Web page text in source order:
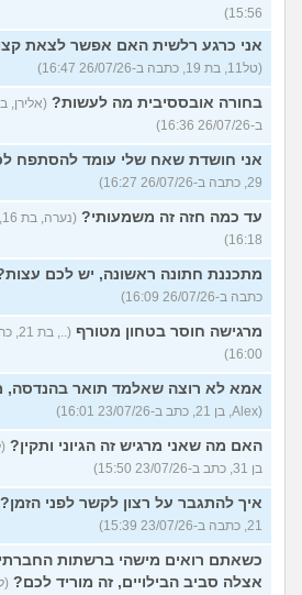
15:56)
אני כרגע רלשית האם אפשר לצאת
(טל11, בת 19, כתבה ב-26/07/26 16:47)
בחורה אובססיבית מה לעשות?
ב-26/07/26 16:36)
אני חושדת שאח שלי עומד להסתפח
29, כתבה ב-26/07/26 16:27)
עד כמה חזה זה משמעותי?
16:18)
מתכננת חתונה ראשונה, יש לכם
כתבה ב-26/07/26 16:09)
מרגישה חוסר בטחון מטורף
16:00)
אמא לא רוצה שאלמד תואר בהנדסה,
(Alex, בן 21, כתב ב-23/07/26 16:01)
האם מה שאני מרגיש זה הגיוני ותקין?
בן 31, כתב ב-23/07/26 15:50)
איך להתגבר על רצון לקשר לפני הזמן?
21, כתבה ב-23/07/26 15:39)
כשאתם רואים מישהי ברשתות
אצלה סביב הבילויים, זה מוריד לכם?